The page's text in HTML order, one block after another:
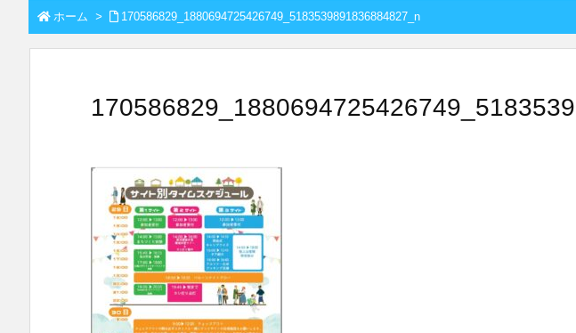
ホーム > 170586829_1880694725426749_5183539891836884827_n